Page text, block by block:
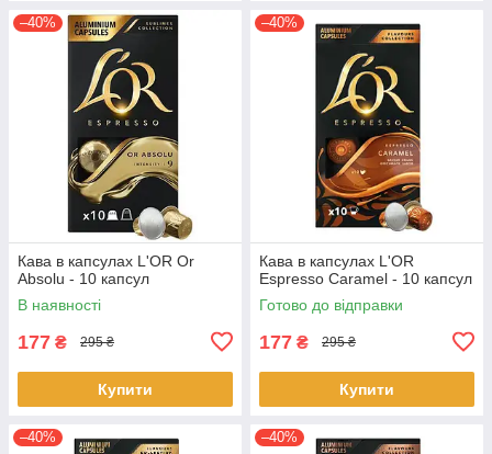
–40%
Кава в капсулах L'OR Or
Absolu - 10 капсул
В наявності
177 ₴ 295 ₴
Купити
–40%
Кава в капсулах L'OR
Espresso Caramel - 10 капсул
Готово до відправки
177 ₴ 295 ₴
Купити
–40% –40%